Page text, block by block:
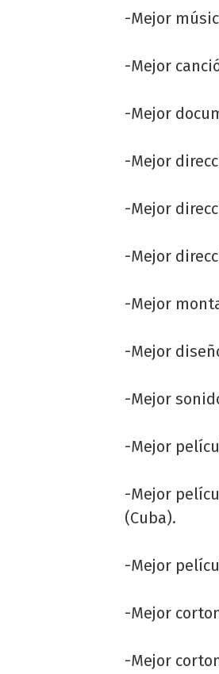
-Mejor
-Mejor
-Mejor
-Mejor
-Mejor
-Mejor
-Mejor
-Mejor
-Mejor
-Mejor
-Mejor
(Cuba).
-Mejor
-Mejor
-Mejor